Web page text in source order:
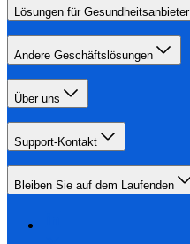
Lösungen für Gesundheitsanbieter
Andere Geschäftslösungen
Über uns
Support-Kontakt
Bleiben Sie auf dem Laufenden